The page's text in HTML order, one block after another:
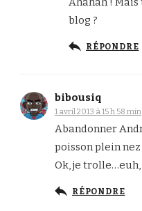
blog ?
RÉPONDRE
bibousiq
1 avril 2013 à 15 h 58 min
Abandonner
poisson plein nez
Ok, je trolle…euh,
RÉPONDRE